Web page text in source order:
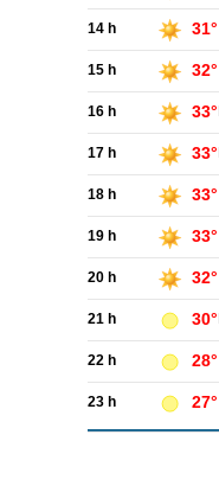
14 h 31°
15 h 32°
16 h 33°
17 h 33°
18 h 33°
19 h 33°
20 h 32°
21 h 30°
22 h 28°
23 h 27°